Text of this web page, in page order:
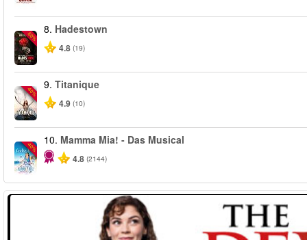
-50%
8. Hadestown
4.8 (19)
-40%
9. Titanique
4.9 (10)
-40%
10. Mamma Mia! - Das Musical
4.8 (2144)